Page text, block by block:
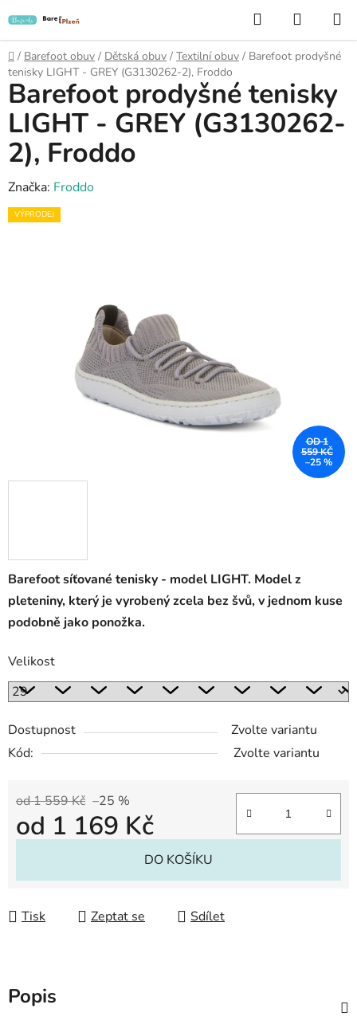
na
obsah
Hledat
KOŠÍK
Domů
/ Barefoot obuv / Dětská obuv / Textilní obuv / Barefoot prodyšné
tenisky LIGHT - GREY (G3130262-2), Froddo
Barefoot síťované tenisky - model LIGHT. Model z
pleteniny, který je vyrobený zcela bez švů, v jednom kuse
podobně jako ponožka.
Velikost
Dostupnost
Zvolte variantu
Kód:
Zvolte variantu
od 1 559 Kč –25 %
od 1 169 Kč
DO KOŠÍKU
Tisk Zeptat se Sdílet
Barefoot prodyšné tenisky
LIGHT - GREY (G3130262-
2), Froddo
Značka: Froddo
VÝPRODEJ
OD 1
559 KČ
–25 %
Popis